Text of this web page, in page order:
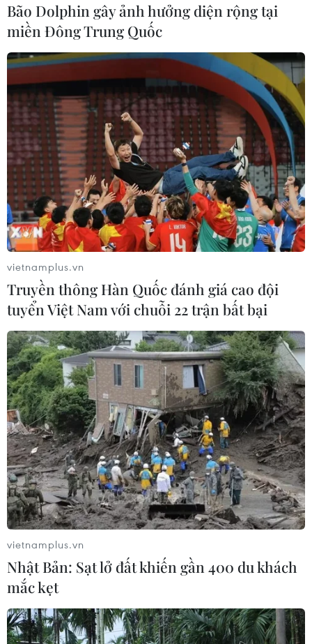
Bão Dolphin gây ảnh hưởng diện rộng tại
miền Đông Trung Quốc
vietnamplus.vn
Truyền thông Hàn Quốc đánh giá cao đội
tuyển Việt Nam với chuỗi 22 trận bất bại
vietnamplus.vn
Nhật Bản: Sạt lở đất khiến gần 400 du khách
mắc kẹt